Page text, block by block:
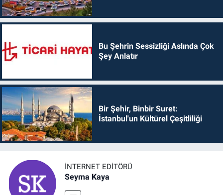
Bu Şehrin Sessizliği Aslında Çok
Şey Anlatır
Bir Şehir, Binbir Suret:
İstanbul'un Kültürel Çeşitliliği
İNTERNET EDITÖRÜ
Seyma Kaya